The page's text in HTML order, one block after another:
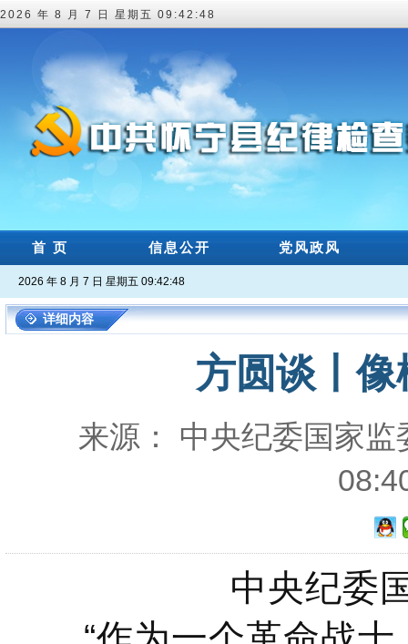
2026 年 8 月 7 日 星期五 09:42:49
首 页 信息公开 党风政风
2026 年 8 月 7 日 星期五 09:42:49
详细内容
方圆谈丨
来源： 中央纪委国家
中央纪委